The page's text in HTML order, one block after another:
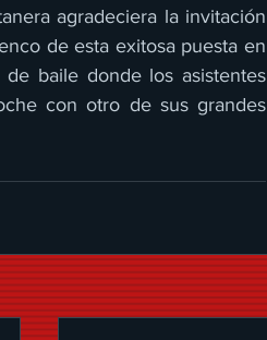
agradeciera la invitación
de esta exitosa puesta en
baile donde los asistentes
con otro de sus grandes